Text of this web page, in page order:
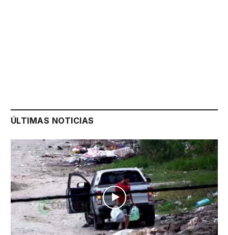
ÚLTIMAS NOTICIAS